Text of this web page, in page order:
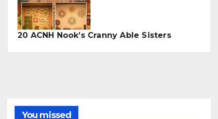
20 ACNH Nook’s Cranny Able Sisters
You missed